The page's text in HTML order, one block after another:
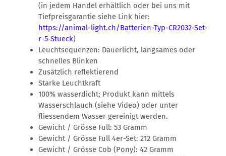
(in jedem Handel erhältlich oder bei uns mit
Tiefpreisgarantie siehe Link hier:
https://animal-light.ch/Batterien-Typ-CR2032-Set-
r-5-Stueck)
Leuchtsequenzen: Dauerlicht, langsames oder
schnelles Blinken
Zusätzlich reflektierend
Starke Leuchtkraft
100% wasserdicht; Produkt kann mittels
Wasserschlauch (siehe Video) oder unter
fliessendem Wasser gereinigt werden.
Gewicht / Grösse Full: 53 Gramm
Gewicht / Grösse Full 4er-Set: 212 Gramm
Gewicht / Grösse Cob (Pony): 42 Gramm